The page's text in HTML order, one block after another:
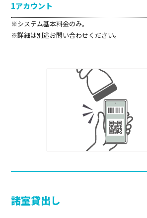
1アカウント
※システム基本料金のみ。
※詳細は別途お問い合わせください。
諸室貸出し